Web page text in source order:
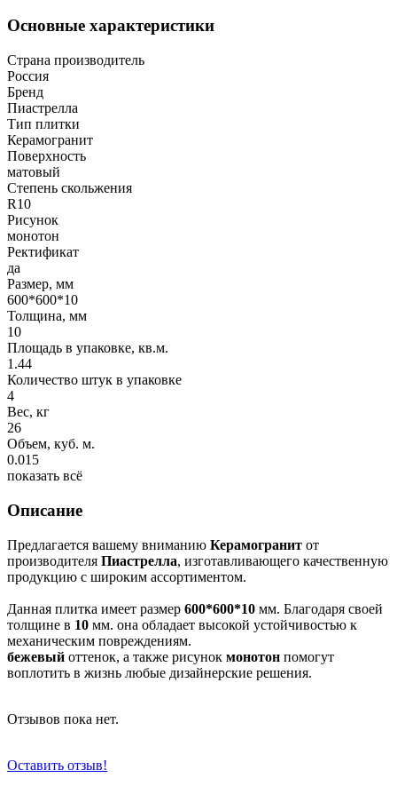
Основные характеристики
Страна производитель
Россия
Бренд
Пиастрелла
Тип плитки
Керамогранит
Поверхность
матовый
Степень скольжения
R10
Рисунок
монотон
Ректификат
да
Размер, мм
600*600*10
Толщина, мм
10
Площадь в упаковке, кв.м.
1.44
Количество штук в упаковке
4
Вес, кг
26
Объем, куб. м.
0.015
показать всё
Описание
Предлагается вашему вниманию Керамогранит от
производителя Пиастрелла, изготавливающего качественную
продукцию с широким ассортиментом.
Данная плитка имеет размер 600*600*10 мм. Благодаря своей
толщине в 10 мм. она обладает высокой устойчивостью к
механическим повреждениям.
бежевый оттенок, а также рисунок монотон помогут
воплотить в жизнь любые дизайнерские решения.
Отзывов пока нет.
Оставить отзыв!